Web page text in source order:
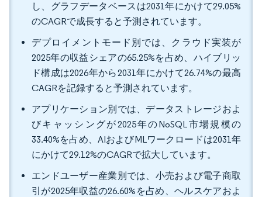
し、グラフデータベースは2031年にかけて29.05%
のCAGRで成長すると予測されています。
デプロイメントモード別では、クラウド実装が
2025年の収益シェアの65.25%を占め、ハイブリッ
ド構成は2026年から2031年にかけて26.74%の最高
CAGRを記録すると予測されています。
アプリケーション別では、データストレージおよ
びキャッシングが2025年のNoSQL市場規模の
33.40%を占め、AIおよびMLワークロードは2031年
にかけて29.12%のCAGRで拡大しています。
エンドユーザー産業別では、小売および電子商取
引が2025年収益の26.60%を占め、ヘルスケアおよ